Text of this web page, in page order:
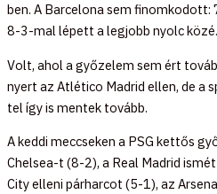
ben. A Barcelona sem
8-3-mal lépett a legjobb nyolc közé.
Volt, ahol a győzelem sem ért
nyert az Atlético Madrid ellen, de a
tel így is mentek tovább.
A keddi meccseken a PSG kettős
Chelsea-t (8-2), a Real Madrid
City elleni párharcot (5-1), az